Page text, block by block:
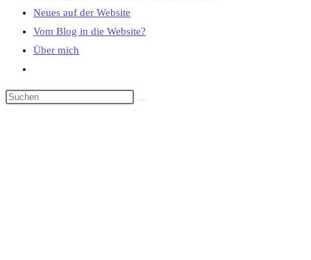
Neues auf der Website
Vom Blog in die Website?
Über mich
umschalten